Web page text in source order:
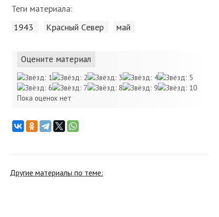
Теги материала:
1943 Красный Cевер май
Оцените материал
Пока оценок нет
Другие материалы по теме: